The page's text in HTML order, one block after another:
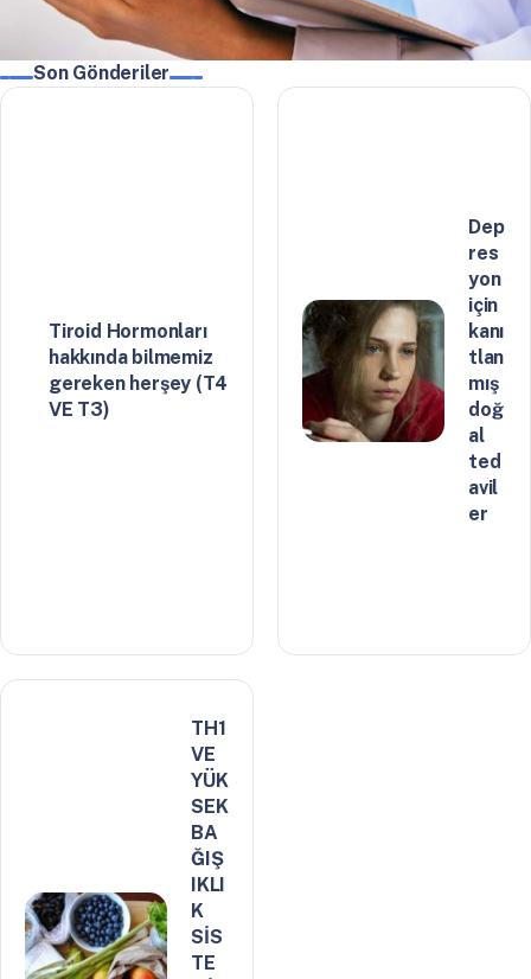
Son Gönderiler
Tiroid Hormonları
hakkında bilmemiz
gereken herşey (T4
VE T3)
Dep
res
yon
için
kanı
tlan
mış
doğ
al
ted
avil
er
TH1
VE
YÜK
SEK
BA
ĞIŞ
IKLI
K
SİS
TE